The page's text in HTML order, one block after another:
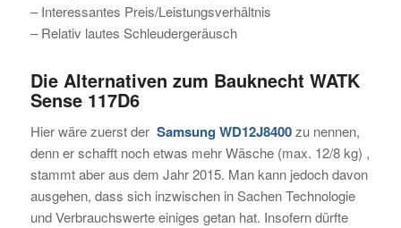
– Interessantes Preis/Leistungsverhältnis
– Relativ lautes Schleudergeräusch
Die Alternativen zum Bauknecht WATK
Sense 117D6
Hier wäre zuerst der Samsung WD12J8400zu nennen,
denn er schafft noch etwas mehr Wäsche (max. 12/8 kg) ,
stammt aber aus dem Jahr 2015. Man kann jedoch davon
ausgehen, dass sich inzwischen in Sachen Technologie
und Verbrauchswerte einiges getan hat. Insofern dürfte